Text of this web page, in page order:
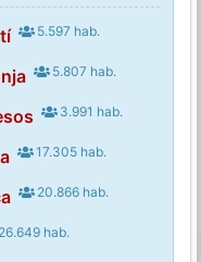
5.597 hab.
5.807 hab.
3.991 hab.
17.305 hab.
20.866 hab.
hab.